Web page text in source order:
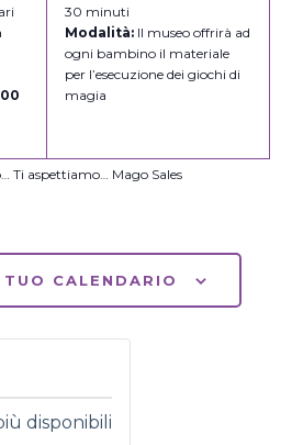
30 minuti
Modalità: Il museo offrirà ad
ogni bambino il materiale
per l’esecuzione dei giochi di
magia
Ti aspettiamo… Mago Sales
CALENDARIO
disponibili